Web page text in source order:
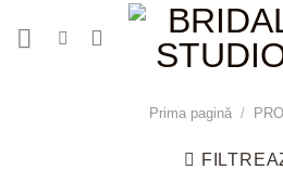
Prima pagină /